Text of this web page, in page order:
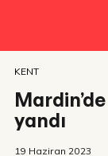
KENT
yandı
19 Haziran 2023